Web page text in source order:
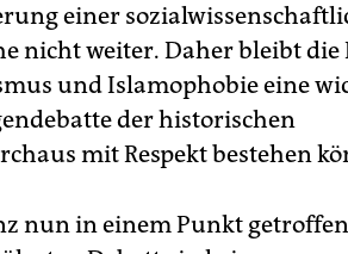
einer
nicht weiter. Daher bleibt die
und Islamophobie eine
der historischen
mit Respekt bestehen
nun in einem Punkt